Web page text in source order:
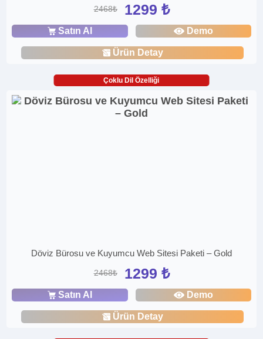
2468₺ 1299 ₺
Satın Al Demo
Ürün Detay
Çoklu Dil Özelliği
Döviz Bürosu ve Kuyumcu Web Sitesi Paketi – Gold
2468₺ 1299 ₺
Satın Al Demo
Ürün Detay